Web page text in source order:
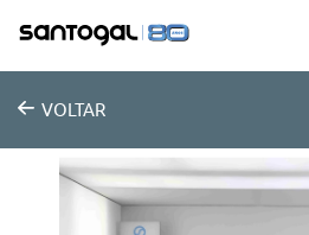
VOLTAR